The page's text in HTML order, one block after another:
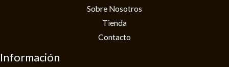
Sobre Nosotros
Tienda
Contacto
Información